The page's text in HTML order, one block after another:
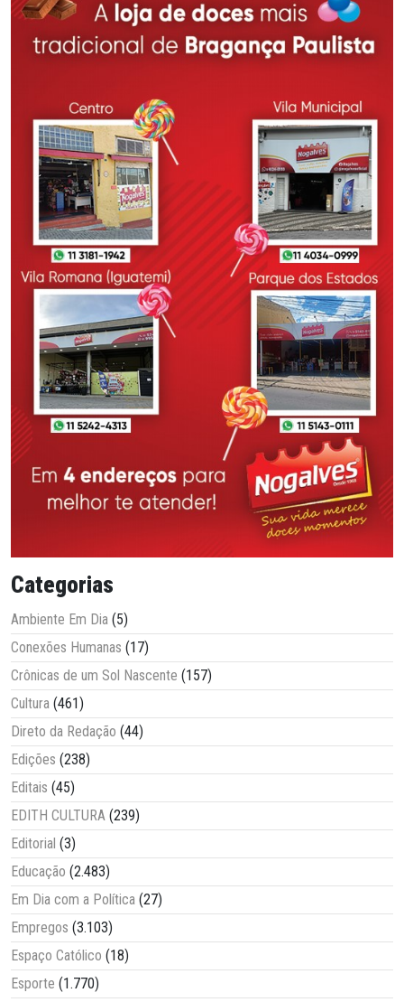
Categorias
Ambiente Em Dia (5)
Conexões Humanas (17)
Crônicas de um Sol Nascente (157)
Cultura (461)
Direto da Redação (44)
Edições (238)
Editais (45)
EDITH CULTURA (239)
Editorial (3)
Educação (2.483)
Em Dia com a Política (27)
Empregos (3.103)
Espaço Católico (18)
Esporte (1.770)